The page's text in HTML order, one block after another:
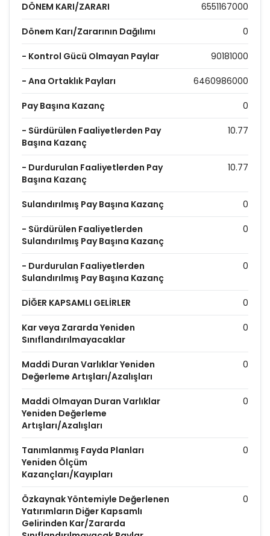
DÖNEM KARI/ZARARI 6551167000
Dönem Karı/Zararının Dağılımı 0
- Kontrol Gücü Olmayan Paylar 90181000
- Ana Ortaklık Payları 6460986000
Pay Başına Kazanç 0
- Sürdürülen Faaliyetlerden Pay
Başına Kazanç
10.77
- Durdurulan Faaliyetlerden Pay
Başına Kazanç
10.77
Sulandırılmış Pay Başına Kazanç 0
- Sürdürülen Faaliyetlerden
Sulandırılmış Pay Başına Kazanç
0
- Durdurulan Faaliyetlerden
Sulandırılmış Pay Başına Kazanç
0
DİĞER KAPSAMLI GELİRLER 0
Kar veya Zararda Yeniden
Sınıflandırılmayacaklar
0
Maddi Duran Varlıklar Yeniden
Değerleme Artışları/Azalışları
0
Maddi Olmayan Duran Varlıklar
Yeniden Değerleme
Artışları/Azalışları
0
Tanımlanmış Fayda Planları
Yeniden Ölçüm
Kazançları/Kayıpları
0
Özkaynak Yöntemiyle Değerlenen
Yatırımların Diğer Kapsamlı
Gelirinden Kar/Zararda
0